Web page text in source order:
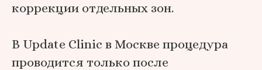
коррекции отдельных зон.
В Update Clinic в Москве процедура
проводится только после